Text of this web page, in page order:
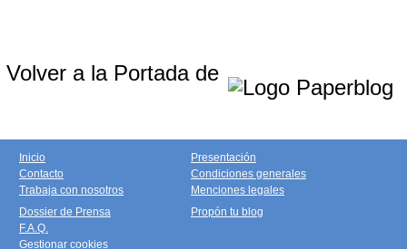
Volver a la Portada de
Inicio
Contacto
Trabaja con nosotros
Presentación
Condiciones generales
Menciones legales
Dossier de Prensa
F.A.Q.
Gestionar cookies
Propón tu blog